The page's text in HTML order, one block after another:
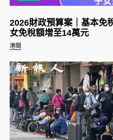
港聞
2026財政預算案｜基本
女免稅額增至14萬元